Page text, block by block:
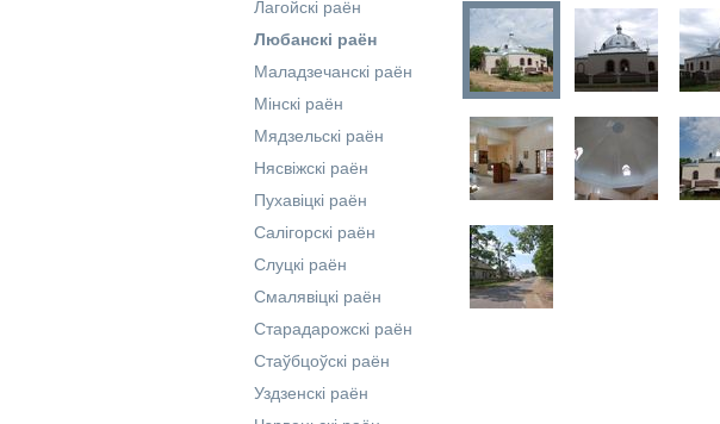
Лагойскі раён
Любанскі раён
Маладзечанскі раён
Мінскі раён
Мядзельскі раён
Нясвіжскі раён
Пухавіцкі раён
Салігорскі раён
Слуцкі раён
Смалявіцкі раён
Старадарожскі раён
Стаўбцоўскі раён
Уздзенскі раён